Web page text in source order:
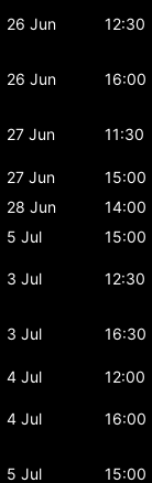
26 Jun 12:30
26 Jun 16:00
27 Jun 11:30
27 Jun
15:00
28 Jun
14:00
5 Jul
15:00
3 Jul 12:30
3 Jul 16:30
4 Jul
12:00
4 Jul 16:00
5 Jul 15:00